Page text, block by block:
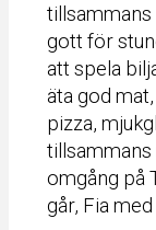
gott för
att spela
äta god
pizza,
tillsammans
omgång på
går, Fia